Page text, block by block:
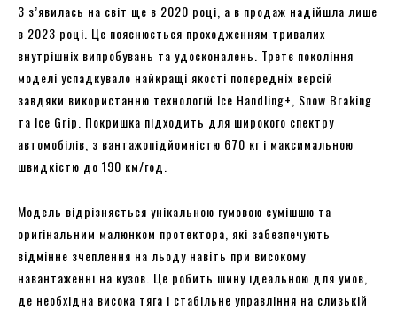
3 з’явилась на світ ще в 2020 році, а в продаж надійшла лише
в 2023 році. Це пояснюється проходженням тривалих
внутрішніх випробувань та удосконалень. Третє покоління
моделі успадкувало найкращі якості попередніх версій
завдяки використанню технологій Ice Handling+, Snow Braking
та Ice Grip. Покришка підходить для широкого спектру
автомобілів, з вантажопідйомністю 670 кг і максимальною
швидкістю до 190 км/год.
Модель відрізняється унікальною гумовою сумішшю та
оригінальним малюнком протектора, які забезпечують
відмінне зчеплення на льоду навіть при високому
навантаженні на кузов. Це робить шину ідеальною для умов,
де необхідна висока тяга і стабільне управління на слизькій